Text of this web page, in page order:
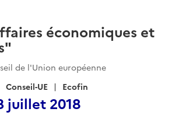
économiques et
de l'Union européenne
Conseil-UE Ecofin
juillet 2018